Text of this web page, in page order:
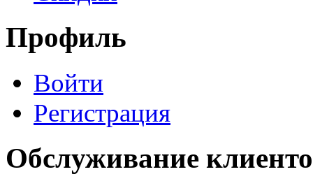
Профиль
Войти
Регистрация
Обслуживание